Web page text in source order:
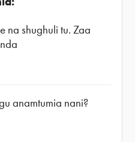
na shughuli tu. Zaa
anamtumia nani?